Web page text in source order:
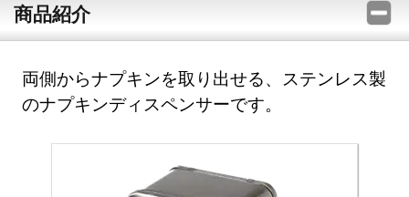
商品紹介
両側からナプキンを取り出せる、ステンレス製
のナプキンディスペンサーです。